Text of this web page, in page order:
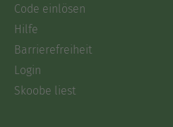
Code einlösen
Hilfe
Barrierefreiheit
Login
Skoobe liest